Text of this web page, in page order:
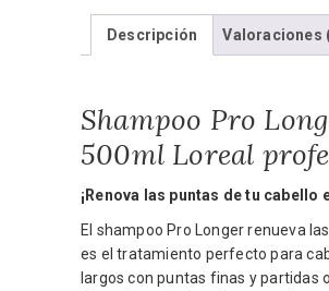
Descripción Valoraciones
Shampoo Pro
500ml Loreal
¡Renova las puntas de tu cabello
El shampoo Pro Longer renueva
es el tratamiento perfecto para
largos con puntas finas y partidas